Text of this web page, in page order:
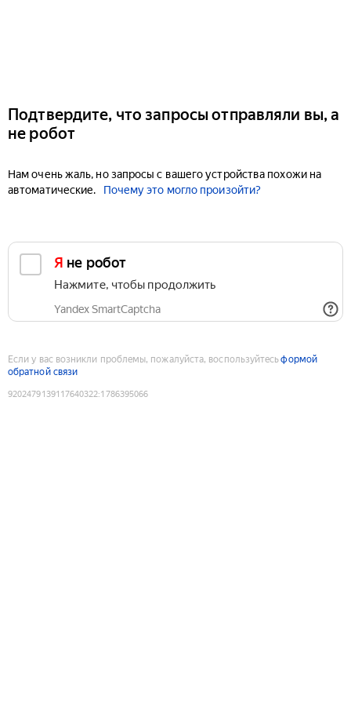
Подтвердите, что запросы отправляли вы, а
не робот
Нам очень жаль, но запросы с вашего устройства похожи на
автоматические.
Почему это могло произойти?
Я не робот
Нажмите, чтобы продолжить
Yandex SmartCaptcha
Если у вас возникли проблемы, пожалуйста, воспользуйтесьформой
обратной связи
9202479139117640322:1786395066